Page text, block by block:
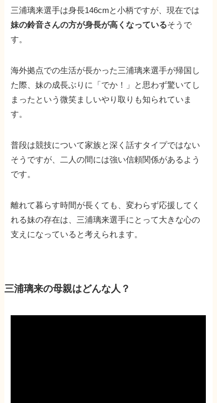
三浦璃来選手は身長146cmと小柄ですが、現在では
妹の鈴音さんの方が身長が高くなっているそうで
す。
海外拠点での生活が長かった三浦璃来選手が帰国し
た際、妹の成長ぶりに「でか！」と思わず驚いてし
まったという微笑ましいやり取りも知られていま
す。
普段は競技について家族と深く話すタイプではない
そうですが、二人の間には強い信頼関係があるよう
です。
離れて暮らす時間が長くても、変わらず応援してく
れる妹の存在は、三浦璃来選手にとって大きな心の
支えになっていると考えられます。
三浦璃来の母親はどんな人？